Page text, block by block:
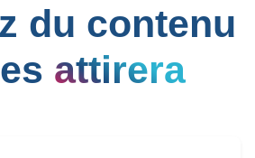
du contenu
attirera